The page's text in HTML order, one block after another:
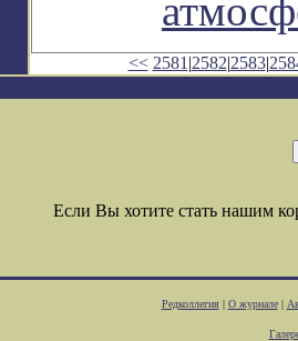
<< 2581 |2582|2583|
Если Вы хотите стать нашим
Редколлегия| О журнале|